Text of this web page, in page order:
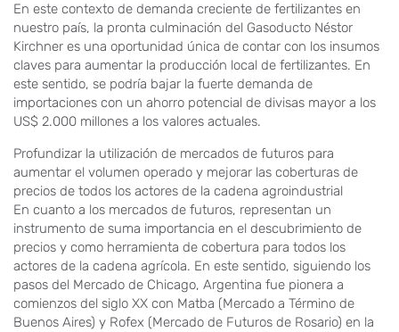
En este contexto de demanda creciente de fertilizantes en
nuestro país, la pronta culminación del Gasoducto Néstor
Kirchner es una oportunidad única de contar con los insumos
claves para aumentar la producción local de fertilizantes. En
este sentido, se podría bajar la fuerte demanda de
importaciones con un ahorro potencial de divisas mayor a los
US$ 2.000 millones a los valores actuales.
Profundizar la utilización de mercados de futuros para
aumentar el volumen operado y mejorar las coberturas de
precios de todos los actores de la cadena agroindustrial
En cuanto a los mercados de futuros, representan un
instrumento de suma importancia en el descubrimiento de
precios y como herramienta de cobertura para todos los
actores de la cadena agrícola. En este sentido, siguiendo los
pasos del Mercado de Chicago, Argentina fue pionera a
comienzos del siglo XX con Matba (Mercado a Término de
Buenos Aires) y Rofex (Mercado de Futuros de Rosario) en la